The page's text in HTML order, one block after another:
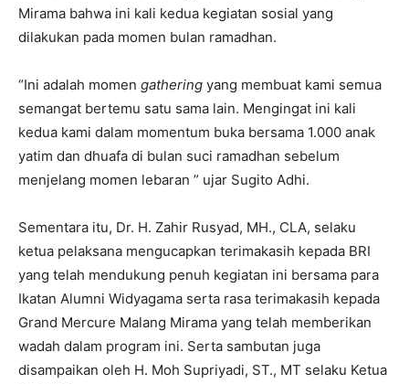
Mirama bahwa ini kali kedua kegiatan sosial yang
dilakukan pada momen bulan ramadhan.
“Ini adalah momen gathering yang membuat kami semua
semangat bertemu satu sama lain. Mengingat ini kali
kedua kami dalam momentum buka bersama 1.000 anak
yatim dan dhuafa di bulan suci ramadhan sebelum
menjelang momen lebaran ” ujar Sugito Adhi.
Sementara itu, Dr. H. Zahir Rusyad, MH., CLA, selaku
ketua pelaksana mengucapkan terimakasih kepada BRI
yang telah mendukung penuh kegiatan ini bersama para
Ikatan Alumni Widyagama serta rasa terimakasih kepada
Grand Mercure Malang Mirama yang telah memberikan
wadah dalam program ini. Serta sambutan juga
disampaikan oleh H. Moh Supriyadi, ST., MT selaku Ketua